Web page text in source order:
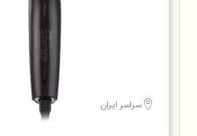
سراسر ایران